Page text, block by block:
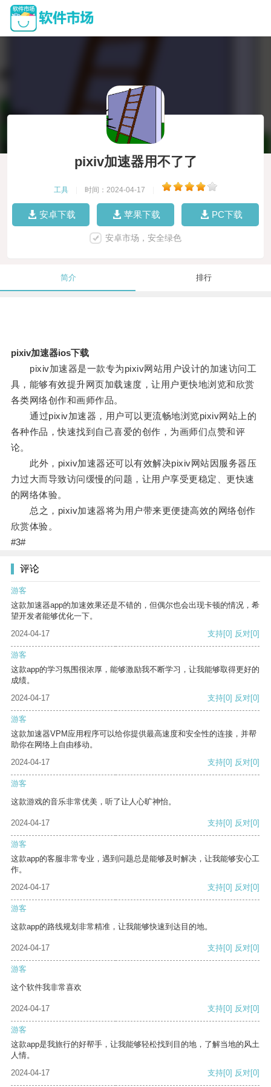
pixiv加速器用不了了
工具 时间：2024-04-17
安卓下载 苹果下载 PC下载
安卓市场，安全绿色
简介 排行
pixiv加速器ios下载
pixiv加速器是一款专为pixiv网站用户设计的加速访问工
具，能够有效提升网页加载速度，让用户更快地浏览和欣赏
各类网络创作和画师作品。
通过pixiv加速器，用户可以更流畅地浏览pixiv网站上的
各种作品，快速找到自己喜爱的创作，为画师们点赞和评
论。
此外，pixiv加速器还可以有效解决pixiv网站因服务器压
力过大而导致访问缓慢的问题，让用户享受更稳定、更快速
的网络体验。
总之，pixiv加速器将为用户带来更便捷高效的网络创作
欣赏体验。
#3#
评论
游客
这款加速器app的加速效果还是不错的，但偶尔也会出现卡顿的情况，希
望开发者能够优化一下。
2024-04-17
支持[0] 反对[0]
游客
这款app的学习氛围很浓厚，能够激励我不断学习，让我能够取得更好的
成绩。
2024-04-17
支持[0] 反对[0]
游客
这款加速器VPM应用程序可以给你提供最高速度和安全性的连接，并帮
助你在网络上自由移动。
2024-04-17
支持[0] 反对[0]
游客
这款游戏的音乐非常优美，听了让人心旷神怡。
2024-04-17 支持[0] 反对[0]
游客
这款app的客服非常专业，遇到问题总是能够及时解决，让我能够安心工
作。
2024-04-17
支持[0] 反对[0]
游客
这款app的路线规划非常精准，让我能够快速到达目的地。
2024-04-17 支持[0] 反对[0]
游客
这个软件我非常喜欢
2024-04-17 支持[0] 反对[0]
游客
这款app是我旅行的好帮手，让我能够轻松找到目的地，了解当地的风土
人情。
2024-04-17
支持[0] 反对[0]